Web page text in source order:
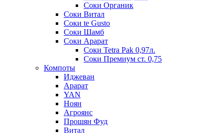
Соки Органик
Соки Витал
Соки te Gusto
Соки Шамб
Соки Арарат
Соки Tetra Pak 0,97л.
Соки Премиум ст. 0,75
Компоты
Иджеван
Арарат
YAN
Ноян
Агроянс
Прошян Фуд
Витал